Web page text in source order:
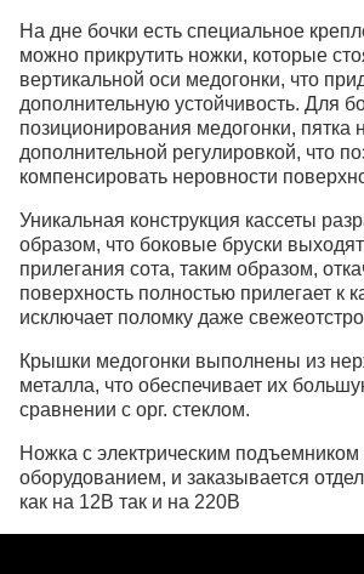
На дне бочки есть специальное
можно прикрутить ножки, которые
вертикальной оси медогонки, что
дополнительную устойчивость. Для
позиционирования медогонки, пятка
дополнительной регулировкой, что
компенсировать неровности
Уникальная конструкция кассеты
образом, что боковые бруски
прилегания сота, таким образом,
поверхность полностью прилегает к
исключает поломку даже
Крышки медогонки выполнены из
металла, что обеспечивает их
сравнении с орг. стеклом.
Ножка с электрическим подъемником
оборудованием, и заказывается
как на 12В так и на 220В